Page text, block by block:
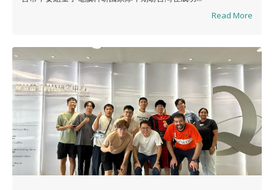
Read More